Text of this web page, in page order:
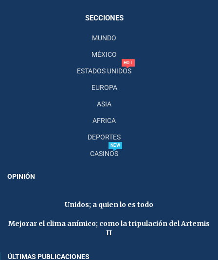
SECCIONES
MUNDO
MÉXICO
ESTADOS UNIDOS
HOT
EUROPA
ASIA
AFRICA
DEPORTES
CASINOS
NEW
OPINIÓN
Unidos; a quien lo es todo
Mejorar el clima anímico; como la tripulación del Artemis
II
ÚLTIMAS PUBLICACIONES